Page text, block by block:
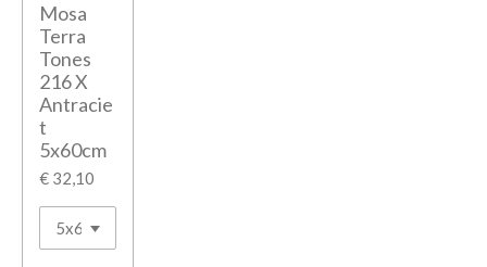
Mosa
Terra
Tones
216 X
Antracie
t
5x60cm
€ 32,10